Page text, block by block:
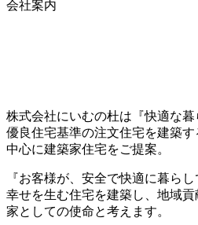
会社案内
株式会社にいむの杜は『快適な
優良住宅基準の注文住宅を建築
中心に建築家住宅をご提案。
『お客様が、安全で快適に暮ら
幸せを生む住宅を建築し、地域
家としての使命と考えます。